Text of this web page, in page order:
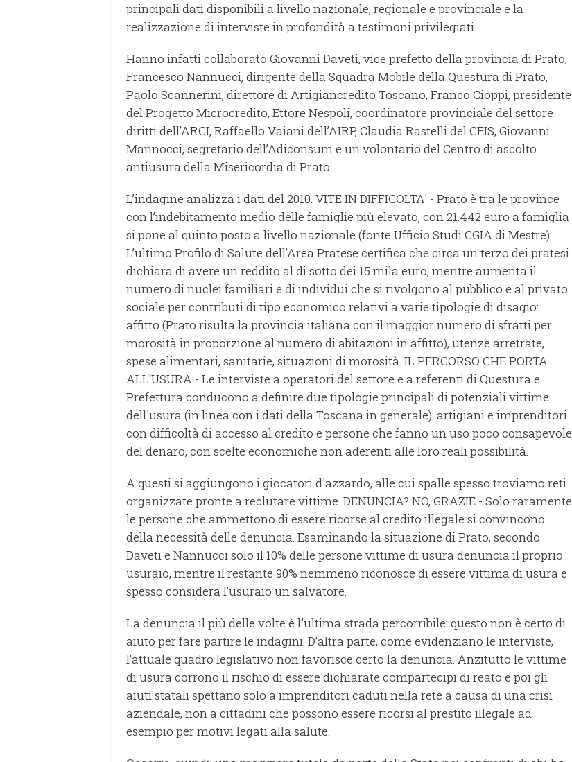
principali dati disponibili a livello nazionale, regionale e provinciale e la
realizzazione di interviste in profondità a testimoni privilegiati.
Hanno infatti collaborato Giovanni Daveti, vice prefetto della provincia di Prato,
Francesco Nannucci, dirigente della Squadra Mobile della Questura di Prato,
Paolo Scannerini, direttore di Artigiancredito Toscano, Franco Cioppi, presidente
del Progetto Microcredito, Ettore Nespoli, coordinatore provinciale del settore
diritti dell’ARCI, Raffaello Vaiani dell’AIRP, Claudia Rastelli del CEIS, Giovanni
Mannocci, segretario dell’Adiconsum e un volontario del Centro di ascolto
antiusura della Misericordia di Prato.
L’indagine analizza i dati del 2010. VITE IN DIFFICOLTA' - Prato è tra le province
con l’indebitamento medio delle famiglie più elevato, con 21.442 euro a famiglia
si pone al quinto posto a livello nazionale (fonte Ufficio Studi CGIA di Mestre).
L’ultimo Profilo di Salute dell’Area Pratese certifica che circa un terzo dei pratesi
dichiara di avere un reddito al di sotto dei 15 mila euro, mentre aumenta il
numero di nuclei familiari e di individui che si rivolgono al pubblico e al privato
sociale per contributi di tipo economico relativi a varie tipologie di disagio:
affitto (Prato risulta la provincia italiana con il maggior numero di sfratti per
morosità in proporzione al numero di abitazioni in affitto), utenze arretrate,
spese alimentari, sanitarie, situazioni di morosità. IL PERCORSO CHE PORTA
ALL'USURA - Le interviste a operatori del settore e a referenti di Questura e
Prefettura conducono a definire due tipologie principali di potenziali vittime
dell'usura (in linea con i dati della Toscana in generale): artigiani e imprenditori
con difficoltà di accesso al credito e persone che fanno un uso poco consapevole
del denaro, con scelte economiche non aderenti alle loro reali possibilità.
A questi si aggiungono i giocatori d'azzardo, alle cui spalle spesso troviamo reti
organizzate pronte a reclutare vittime. DENUNCIA? NO, GRAZIE - Solo raramente
le persone che ammettono di essere ricorse al credito illegale si convincono
della necessità delle denuncia. Esaminando la situazione di Prato, secondo
Daveti e Nannucci solo il 10% delle persone vittime di usura denuncia il proprio
usuraio, mentre il restante 90% nemmeno riconosce di essere vittima di usura e
spesso considera l’usuraio un salvatore.
La denuncia il più delle volte è l'ultima strada percorribile: questo non è certo di
aiuto per fare partire le indagini. D’altra parte, come evidenziano le interviste,
l’attuale quadro legislativo non favorisce certo la denuncia. Anzitutto le vittime
di usura corrono il rischio di essere dichiarate compartecipi di reato e poi gli
aiuti statali spettano solo a imprenditori caduti nella rete a causa di una crisi
aziendale, non a cittadini che possono essere ricorsi al prestito illegale ad
esempio per motivi legati alla salute.